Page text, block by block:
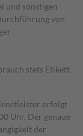
und sonstigen
von
stets Etikett
erfolgt
Uhr. Der genaue
der